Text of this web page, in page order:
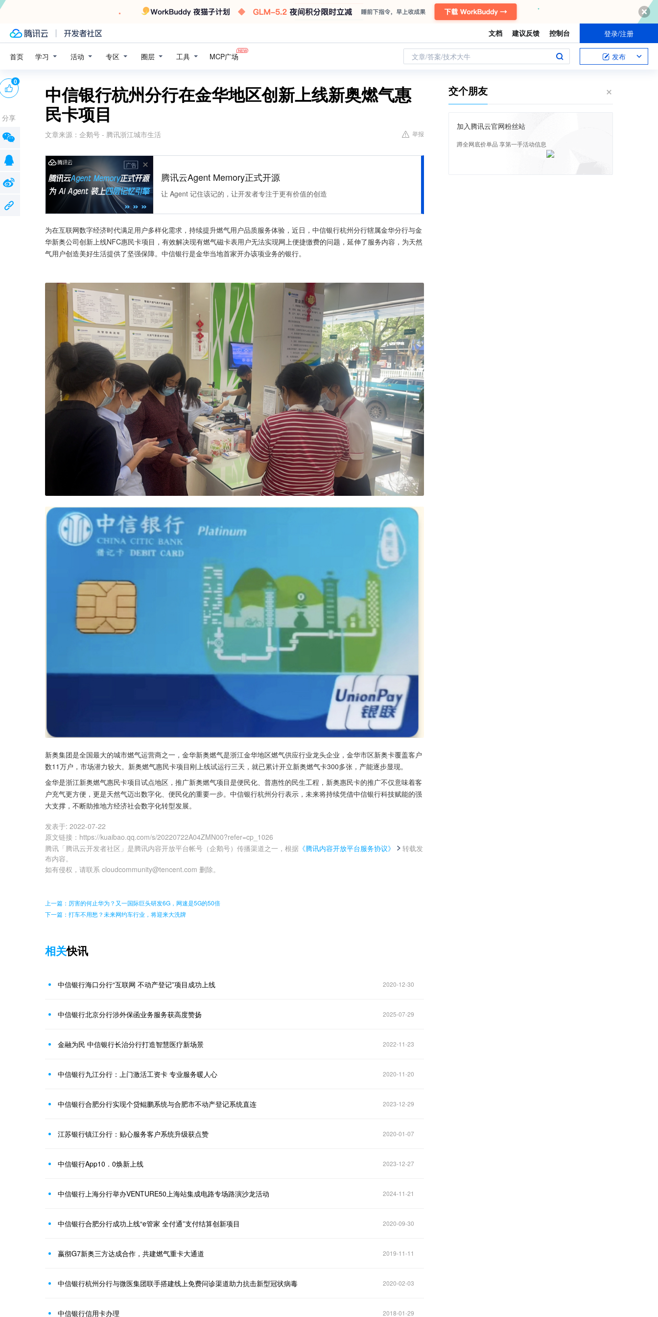
文档 建议反馈 控制台 登录/注册
首页 学习 活动 专区 圈层 工具 MCP广场 文章/答案/技术大牛 发布
中信银行杭州分行在金华地区创新上线新奥燃气惠
民卡项目
文章来源： 企鹅号 - 腾讯浙江城市生活 举报
广告
腾讯云Agent Memory正式开源
让 Agent 记住该记的，让开发者专注于更有价值的创造
为在互联网数字经济时代满足用户多样化需求，持续提升燃气用户品质服务体验，近日，中信银行杭州分行辖属金华分行与金
华新奥公司创新上线NFC惠民卡项目，有效解决现有燃气磁卡表用户无法实现网上便捷缴费的问题，延伸了服务内容，为天然
气用户创造美好生活提供了坚强保障。中信银行是金华当地首家开办该项业务的银行。
新奥集团是全国最大的城市燃气运营商之一，金华新奥燃气是浙江金华地区燃气供应行业龙头企业，金华市区新奥卡覆盖客户
数11万户，市场潜力较大。新奥燃气惠民卡项目刚上线试运行三天，就已累计开立新奥燃气卡300多张，产能逐步显现。
金华是浙江新奥燃气惠民卡项目试点地区，推广新奥燃气项目是便民化、普惠性的民生工程，新奥惠民卡的推广不仅意味着客
户充气更方便，更是天然气迈出数字化、便民化的重要一步。中信银行杭州分行表示，未来将持续凭借中信银行科技赋能的强
大支撑，不断助推地方经济社会数字化转型发展。
发表于: 2022-07-22
原文链接 ： https://kuaibao.qq.com/s/20220722A04ZMN00?refer=cp_1026
腾讯「腾讯云开发者社区」是腾讯内容开放平台帐号（企鹅号）传播渠道之一，根据 《腾讯内容开放平台服务协议》
转载发
布内容。
如有侵权，请联系 cloudcommunity@tencent.com 删除。
0
分享
上一篇：厉害的何止华为？又一国际巨头研发6G，网速是5G的50倍
下一篇：打车不用愁？未来网约车行业，将迎来大洗牌
相关快讯
中信银行海口分行“互联网 不动产登记”项目成功上线 2020-12-30
中信银行北京分行涉外保函业务服务获高度赞扬 2025-07-29
金融为民 中信银行长治分行打造智慧医疗新场景 2022-11-23
中信银行九江分行：上门激活工资卡 专业服务暖人心 2020-11-20
中信银行合肥分行实现个贷鲲鹏系统与合肥市不动产登记系统直连 2023-12-29
江苏银行镇江分行：贴心服务客户系统升级获点赞 2020-01-07
中信银行App10．0焕新上线 2023-12-27
中信银行上海分行举办VENTURE50上海站集成电路专场路演沙龙活动 2024-11-21
中信银行合肥分行成功上线“e管家 全付通”支付结算创新项目 2020-09-30
嬴彻G7新奥三方达成合作，共建燃气重卡大通道 2019-11-11
中信银行杭州分行与微医集团联手搭建线上免费问诊渠道助力抗击新型冠状病毒 2020-02-03
中信银行信用卡办理 2018-01-29
交个朋友
加入腾讯云官网粉丝站
蹲全网底价单品 享第一手活动信息